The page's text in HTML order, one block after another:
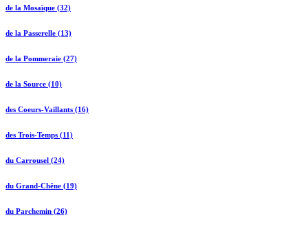
de la Mosaïque (32)
de la Passerelle (13)
de la Pommeraie (27)
de la Source (10)
des Coeurs-Vaillants (16)
des Trois-Temps (11)
du Carrousel (24)
du Grand-Chêne (19)
du Parchemin (26)